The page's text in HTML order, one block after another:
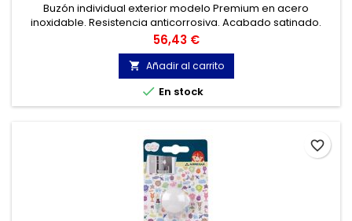
Buzón individual exterior modelo Premium en acero
inoxidable. Resistencia anticorrosiva. Acabado satinado.
Precio
56,43 €
 Añadir al carrito
 En stock
favorite_border